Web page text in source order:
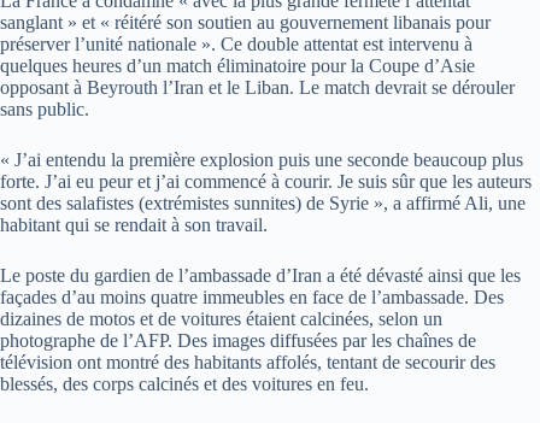
sanglant » et « réitéré son soutien au gouvernement libanais pour
préserver l’unité nationale ». Ce double attentat est intervenu à
quelques heures d’un match éliminatoire pour la Coupe d’Asie
opposant à Beyrouth l’Iran et le Liban. Le match devrait se dérouler
sans public.
« J’ai entendu la première explosion puis une seconde beaucoup plus
forte. J’ai eu peur et j’ai commencé à courir. Je suis sûr que les auteurs
sont des salafistes (extrémistes sunnites) de Syrie », a affirmé Ali, une
habitant qui se rendait à son travail.
Le poste du gardien de l’ambassade d’Iran a été dévasté ainsi que les
façades d’au moins quatre immeubles en face de l’ambassade. Des
dizaines de motos et de voitures étaient calcinées, selon un
photographe de l’AFP. Des images diffusées par les chaînes de
télévision ont montré des habitants affolés, tentant de secourir des
blessés, des corps calcinés et des voitures en feu.